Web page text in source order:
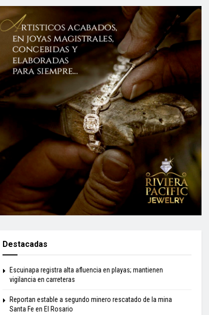
Destacadas
Escuinapa registra alta afluencia en playas; mantienen
vigilancia en carreteras
Reportan estable a segundo minero rescatado de la mina
Santa Fe en El Rosario